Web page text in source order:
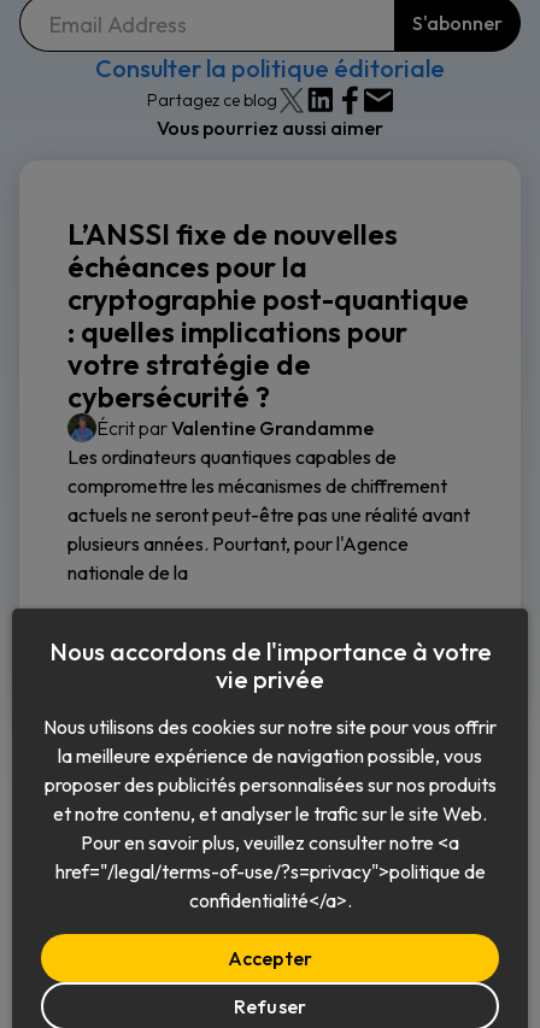
Consulter la politique éditoriale
Partagez ce blog
Vous pourriez aussi aimer
L’ANSSI fixe de nouvelles
échéances pour la
cryptographie post-quantique
: quelles implications pour
votre stratégie de
cybersécurité ?
Écrit parValentine Grandamme
Les ordinateurs quantiques capables de
compromettre les mécanismes de chiffrement
actuels ne seront peut-être pas une réalité avant
plusieurs années. Pourtant, pour l'Agence
nationale de la
Lire la suite
Français
Nous accordons de l'importance à votre
vie privée
Nous utilisons des cookies sur notre site pour vous offrir
la meilleure expérience de navigation possible, vous
proposer des publicités personnalisées sur nos produits
et notre contenu, et analyser le trafic sur le site Web.
Pour en savoir plus, veuillez consulter notre <a
href="/legal/terms-of-use/?s=privacy">politique de
confidentialité</a>.
Accepter
Refuser